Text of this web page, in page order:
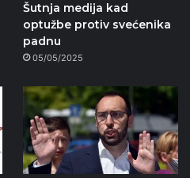
Šutnja medija kad
optužbe protiv svećenika
padnu
05/05/2025